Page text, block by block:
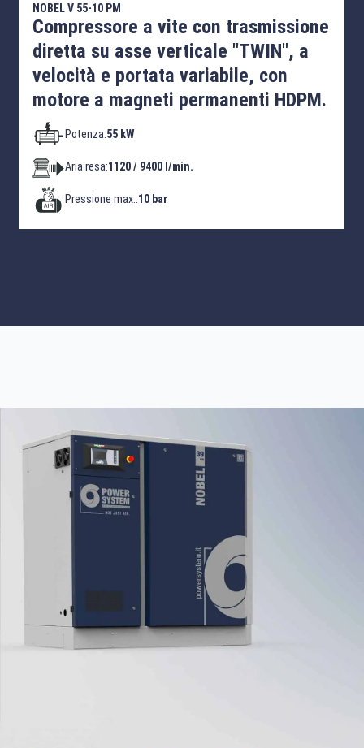
NOBEL V 55-10 PM
Compressore a vite con trasmissione
diretta su asse verticale "TWIN", a
velocità e portata variabile, con
motore a magneti permanenti HDPM.
Potenza:55 kW
Aria resa:1120 / 9400 l/min.
Pressione max.:10 bar